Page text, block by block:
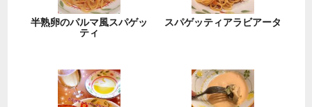
半熟卵のパルマ風スパゲッ
ティ
スパゲッティアラビアータ